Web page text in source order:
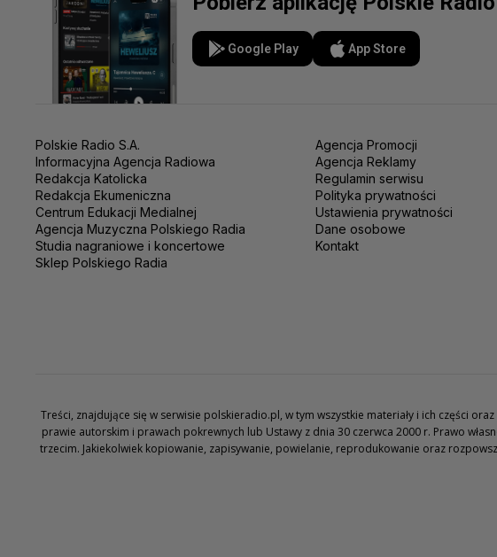
Google Play App Store
Polskie Radio S.A.
Informacyjna Agencja Radiowa
Redakcja Katolicka
Redakcja Ekumeniczna
Centrum Edukacji Medialnej
Agencja Muzyczna Polskiego Radia
Studia nagraniowe i koncertowe
Sklep Polskiego Radia
Agencja Promocji
Agencja Reklamy
Regulamin serwisu
Polityka prywatności
Ustawienia prywatności
Dane osobowe
Kontakt
Treści, znajdujące się w serwisie polskieradio.pl, w tym wszystkie materiały i ich części
prawie autorskim i prawach pokrewnych lub Ustawy z dnia 30 czerwca 2000 r. Prawo
trzecim. Jakiekolwiek kopiowanie, zapisywanie, powielanie, reprodukowanie oraz